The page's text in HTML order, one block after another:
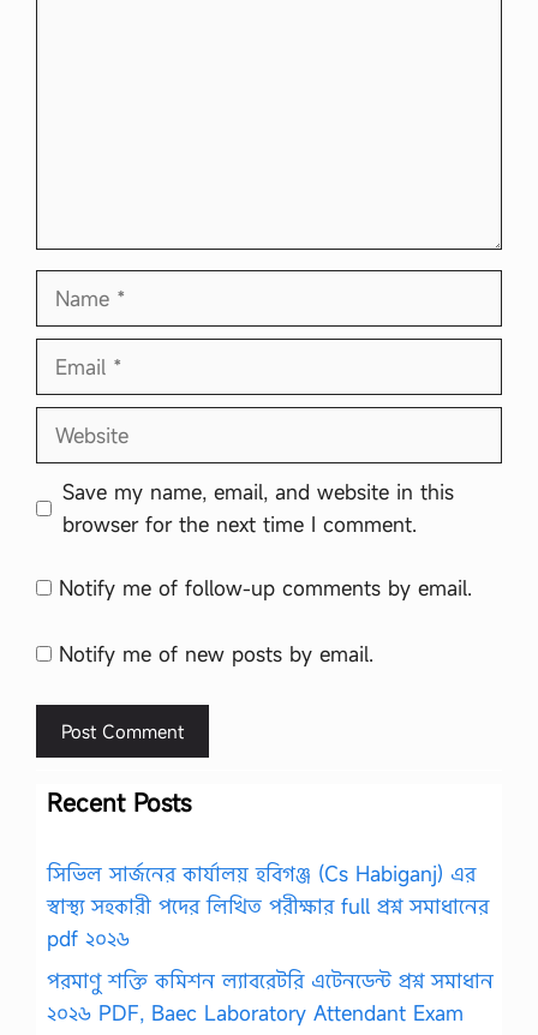
Name
Email
Website
Save my name, email, and website in this
browser for the next time I comment.
Notify me of follow-up comments by email.
Notify me of new posts by email.
Recent Posts
সিভিল সার্জনের কার্যালয় হবিগঞ্জ (Cs Habiganj) এর
স্বাস্থ্য সহকারী পদের লিখিত পরীক্ষার full প্রশ্ন সমাধানের
pdf ২০২৬
পরমাণু শক্তি কমিশন ল্যাবরেটরি এটেনডেন্ট প্রশ্ন সমাধান
২০২৬ PDF, Baec Laboratory Attendant Exam